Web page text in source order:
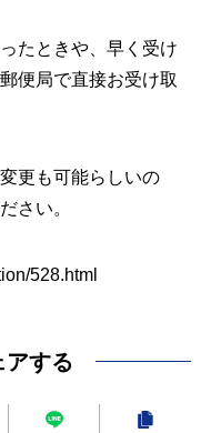
たときや、早く受け
便局で直接お受け取
更も可能らしいの
さい。
528.html
アする